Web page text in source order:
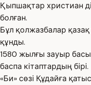
Қыпшақтар христиан
болған.
Бұл қолжазбалар
құнды.
1580 жылғы зауыр
баспа кітаптардың бірі.
«Би» сөзі Құдайға